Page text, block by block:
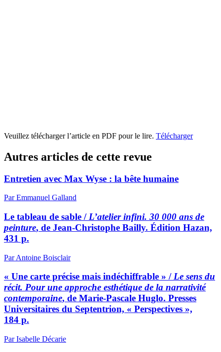
Veuillez télécharger l’article en PDF pour le lire. Télécharger
Autres articles de cette revue
Entretien avec Max Wyse : la bête humaine
Par Emmanuel Galland
Le tableau de sable / L’atelier infini. 30 000 ans de
peinture, de Jean-Christophe Bailly. Édition Hazan,
431 p.
Par Antoine Boisclair
« Une carte précise mais indéchiffrable » /Le sens du
récit. Pour une approche esthétique de la narrativité
contemporaine, de Marie-Pascale Huglo. Presses
Universitaires du Septentrion, « Perspectives »,
184 p.
Par Isabelle Décarie